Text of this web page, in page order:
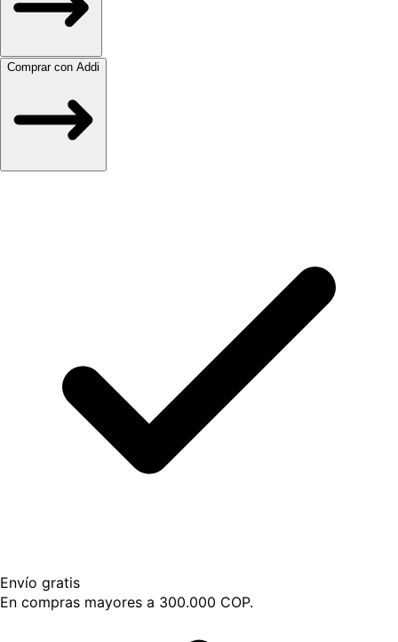
Comprar con Addi
Envío gratis
En compras mayores a 300.000 COP.